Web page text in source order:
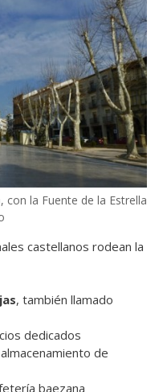
con la Fuente de la Estrella
castellanos rodean la
, también llamado
dedicados
de
baezana